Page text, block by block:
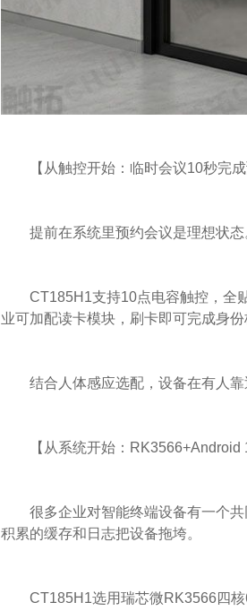
【从触控开始：临时会议10秒完成
提前在系统里预约会议是理想状
CT185H1支持10点电容触控，全
业可加配读卡模块，刷卡即可完成身
结合人体感应选配，设备在有人
【从系统开始：RK3566+Android
很多企业对智能终端设备有一个
积累的缓存和日志把设备拖垮。
CT185H1选用瑞芯微RK3566四